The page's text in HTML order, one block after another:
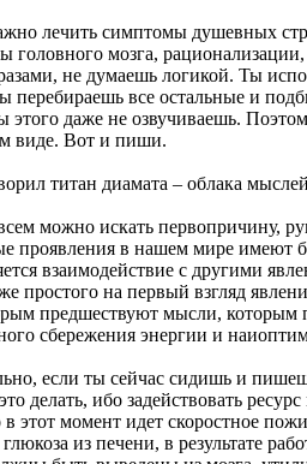
лечить симптомы душевных
головного мозга,
не думаешь логикой. Ты
перебираешь все остальные и
этого даже не озвучиваешь.
виде. Вот и пиши.
титан диамата – облака
можно искать первопричину,
проявления в нашем мире имеют
взаимодействие с другими
простого на первый взгляд
предшествуют мысли, которым
сбережения энергии и
если ты сейчас сидишь и
делать, ибо задействовать
этот момент идет скоростное
из печени, в результате